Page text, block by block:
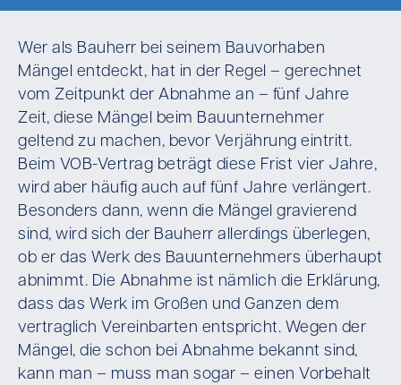
Wer als Bauherr bei seinem Bauvorhaben
Mängel entdeckt, hat in der Regel – gerechnet
vom Zeitpunkt der Abnahme an – fünf Jahre
Zeit, diese Mängel beim Bauunternehmer
geltend zu machen, bevor Verjährung eintritt.
Beim VOB-Vertrag beträgt diese Frist vier Jahre,
wird aber häufig auch auf fünf Jahre verlängert.
Besonders dann, wenn die Mängel gravierend
sind, wird sich der Bauherr allerdings überlegen,
ob er das Werk des Bauunternehmers überhaupt
abnimmt. Die Abnahme ist nämlich die Erklärung,
dass das Werk im Großen und Ganzen dem
vertraglich Vereinbarten entspricht. Wegen der
Mängel, die schon bei Abnahme bekannt sind,
kann man – muss man sogar – einen Vorbehalt